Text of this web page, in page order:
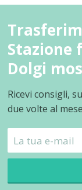
Stazione
Dolgi
Ricevi consigli,
due volte al